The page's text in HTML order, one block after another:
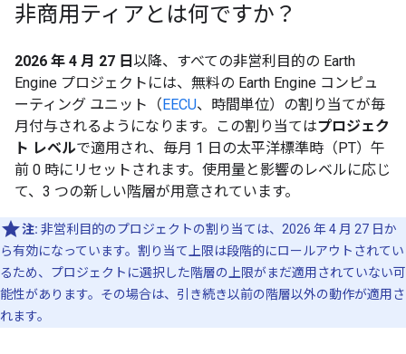
非商用ティアとは何ですか？
2026 年 4 月 27 日 以降、すべての非営利目的の Earth
Engine プロジェクトには、無料の Earth Engine コンピュ
ーティング ユニット（EECU、時間単位）の割り当てが毎
月付与されるようになります。この割り当てはプロジェク
ト レベルで適用され、毎月 1 日の太平洋標準時（PT）午
前 0 時にリセットされます。使用量と影響のレベルに応じ
て、3 つの新しい階層が用意されています。
注: 非営利目的のプロジェクトの割り当ては、2026 年 4 月 27 日か
ら有効になっています。割り当て上限は段階的にロールアウトされてい
るため、プロジェクトに選択した階層の上限がまだ適用されていない可
能性があります。その場合は、引き続き以前の階層以外の動作が適用さ
れます。